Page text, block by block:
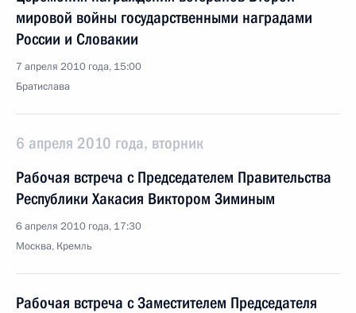
мировой войны государственными наградами
России и Словакии
7 апреля 2010 года, 15:00
Братислава
6 апреля 2010 года, вторник
Рабочая встреча с Председателем Правительства
Республики Хакасия Виктором Зиминым
6 апреля 2010 года, 17:30
Москва, Кремль
Рабочая встреча с Заместителем Председателя